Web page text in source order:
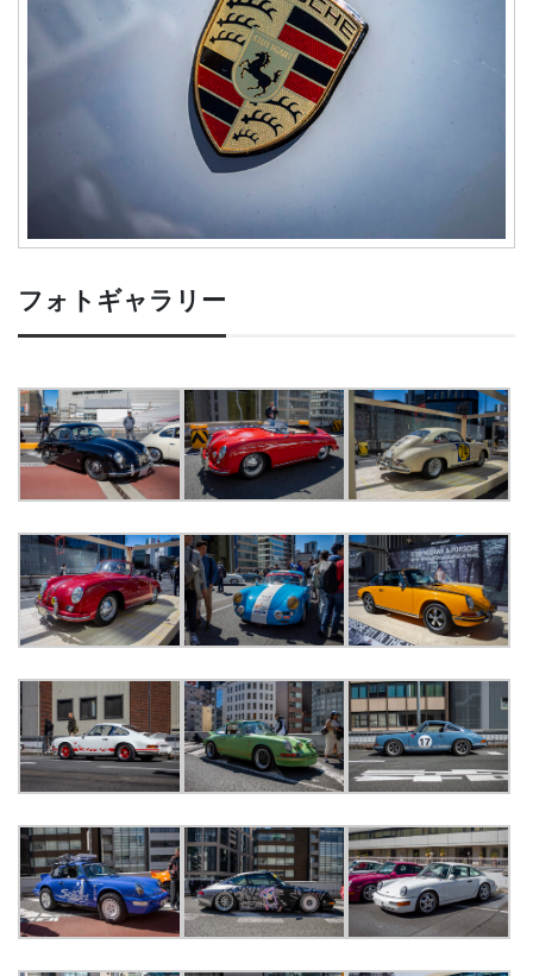
フォトギャラリー